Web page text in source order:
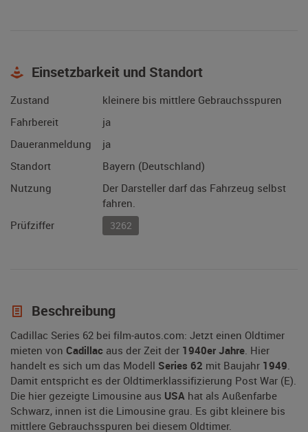
Einsetzbarkeit und Standort
Zustand
kleinere bis mittlere Gebrauchsspuren
Fahrbereit
ja
Daueranmeldung
ja
Standort
Bayern (Deutschland)
Nutzung
Der Darsteller darf das Fahrzeug selbst
fahren.
Prüfziffer
3262
Beschreibung
Cadillac Series 62 bei film-autos.com: Jetzt einen Oldtimer
mieten von Cadillac aus der Zeit der 1940er Jahre. Hier
handelt es sich um das Modell Series 62 mit Baujahr 1949.
Damit entspricht es der Oldtimerklassifizierung Post War (E).
Die hier gezeigte Limousine aus USA hat als Außenfarbe
Schwarz, innen ist die Limousine grau. Es gibt kleinere bis
mittlere Gebrauchsspuren bei diesem Oldtimer.